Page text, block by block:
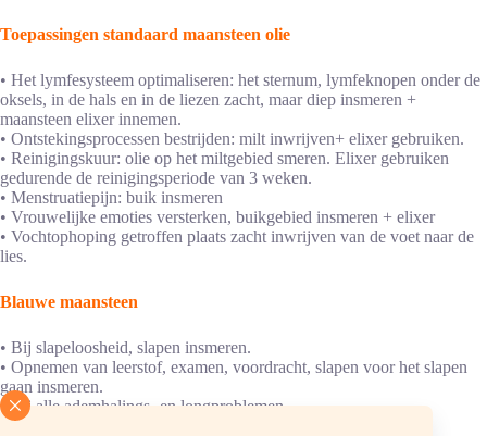
Toepassingen standaard maansteen olie
• Het lymfesysteem optimaliseren: het sternum, lymfeknopen onder de
oksels, in de hals en in de liezen zacht, maar diep insmeren +
maansteen elixer innemen.
• Ontstekingsprocessen bestrijden: milt inwrijven+ elixer gebruiken.
• Reinigingskuur: olie op het miltgebied smeren. Elixer gebruiken
gedurende de reinigingsperiode van 3 weken.
• Menstruatiepijn: buik insmeren
• Vrouwelijke emoties versterken, buikgebied insmeren + elixer
• Vochtophoping getroffen plaats zacht inwrijven van de voet naar de
lies.
Blauwe maansteen
• Bij slapeloosheid, slapen insmeren.
• Opnemen van leerstof, examen, voordracht, slapen voor het slapen
gaan insmeren.
• Bij alle ademhalings- en longproblemen.
• Bij problemen functioneren van de bijnieren.